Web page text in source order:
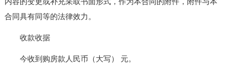
合同具有同等的法律效力。
收款收据
今收到购房款人民币（大写） 元。